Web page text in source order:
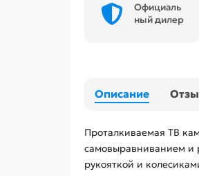
Официаль
ный дилер
Описание
Проталкиваемая ТВ
самовыравниванием и
рукояткой и